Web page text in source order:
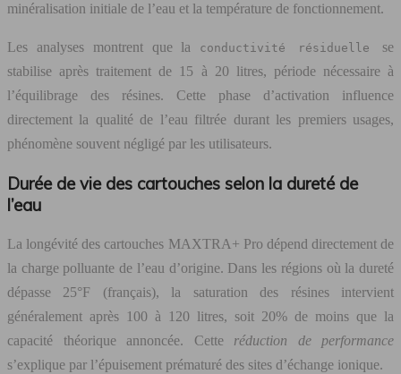
minéralisation initiale de l’eau et la température de fonctionnement.
Les analyses montrent que la conductivité résiduelle se
stabilise après traitement de 15 à 20 litres, période nécessaire à
l’équilibrage des résines. Cette phase d’activation influence
directement la qualité de l’eau filtrée durant les premiers usages,
phénomène souvent négligé par les utilisateurs.
Durée de vie des cartouches selon la dureté de
l’eau
La longévité des cartouches MAXTRA+ Pro dépend directement de
la charge polluante de l’eau d’origine. Dans les régions où la dureté
dépasse 25°F (français), la saturation des résines intervient
généralement après 100 à 120 litres, soit 20% de moins que la
capacité théorique annoncée. Cette réduction de performance
s’explique par l’épuisement prématuré des sites d’échange ionique.